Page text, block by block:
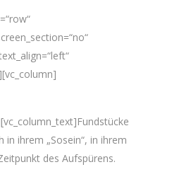
in ihrem „Sosein“, in ihrem
des Aufspürens.